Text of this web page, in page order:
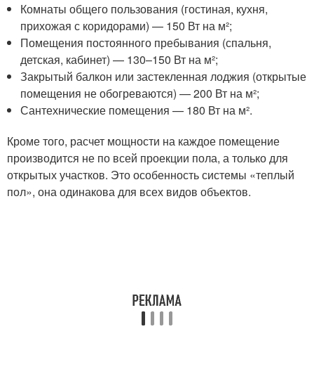
Комнаты общего пользования (гостиная, кухня,
прихожая с коридорами) — 150 Вт на м²;
Помещения постоянного пребывания (спальня,
детская, кабинет) — 130–150 Вт на м²;
Закрытый балкон или застекленная лоджия (открытые
помещения не обогреваются) — 200 Вт на м²;
Сантехнические помещения — 180 Вт на м².
Кроме того, расчет мощности на каждое помещение
производится не по всей проекции пола, а только для
открытых участков. Это особенность системы «теплый
пол», она одинакова для всех видов объектов.